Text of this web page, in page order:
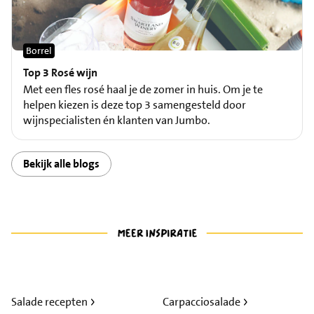
Top 3 Rosé wijn
Borrel
Met een fles rosé haal je de zomer in huis. Om je te
helpen kiezen is deze top 3 samengesteld door
wijnspecialisten én klanten van Jumbo.
Bekijk alle blogs
Salade recepten Carpacciosalade